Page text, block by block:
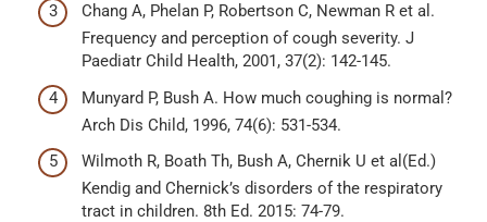
Chang A, Phelan P, Robertson C, Newman R et al.
Frequency and perception of cough severity. J
Paediatr Child Health, 2001, 37(2): 142-145.
Munyard P, Bush A. How much coughing is normal?
Arch Dis Child, 1996, 74(6): 531-534.
Wilmoth R, Boath Th, Bush A, Chernik U et al(Ed.)
Kendig and Chernick’s disorders of the respiratory
tract in children. 8th Ed. 2015: 74-79.